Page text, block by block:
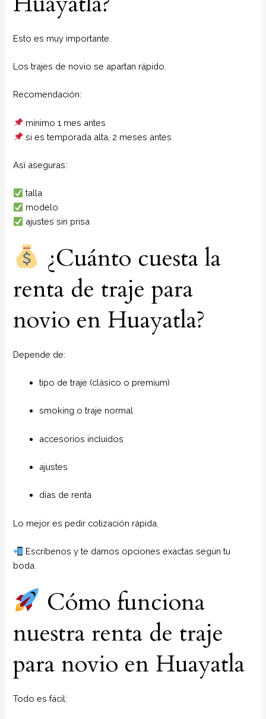
Esto es muy importante.
Los trajes de novio se apartan rápido.
Recomendación:
mínimo 1 mes antes
si es temporada alta, 2 meses antes
Así aseguras:
talla
modelo
ajustes sin prisa
¿Cuánto cuesta la
renta de traje para
novio en Huayatla?
Depende de:
tipo de traje (clásico o premium)
smoking o traje normal
accesorios incluidos
ajustes
días de renta
Lo mejor es pedir cotización rápida.
Escríbenos y te damos opciones exactas según tu
boda.
Cómo funciona
nuestra renta de traje
para novio en Huayatla
Todo es fácil: